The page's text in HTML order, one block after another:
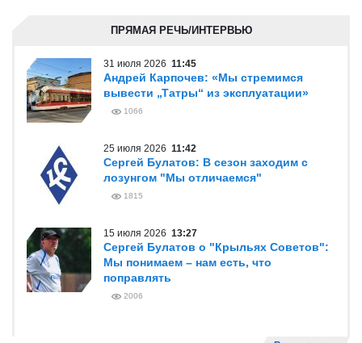
ПРЯМАЯ РЕЧЬ/ИНТЕРВЬЮ
31 июля 2026 11:45
Андрей Карпочев: «Мы стремимся
вывести „Татры“ из эксплуатации»
1066
25 июля 2026 11:42
Сергей Булатов: В сезон заходим с
лозунгом "Мы отличаемся"
1815
15 июля 2026 13:27
Сергей Булатов о "Крыльях Советов":
Мы понимаем – нам есть, что
поправлять
2006